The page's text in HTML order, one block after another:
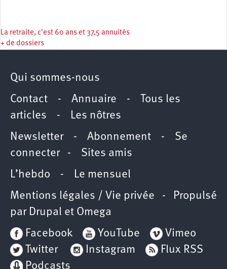
La retraite, c'est 60 ans et 37,5 annuités
+ de dossiers
Qui sommes-nous
Contact - Annuaire -
Tous les
articles - Les nôtres
Newsletter- Abonnement - Se
connecter- Sites amis
L’hebdo - Le mensuel
Mentions légales / Vie privée - Propulsé
par Drupal et Omega
Facebook
YouTube
Vimeo
Twitter
Instagram
Flux RSS
Podcasts